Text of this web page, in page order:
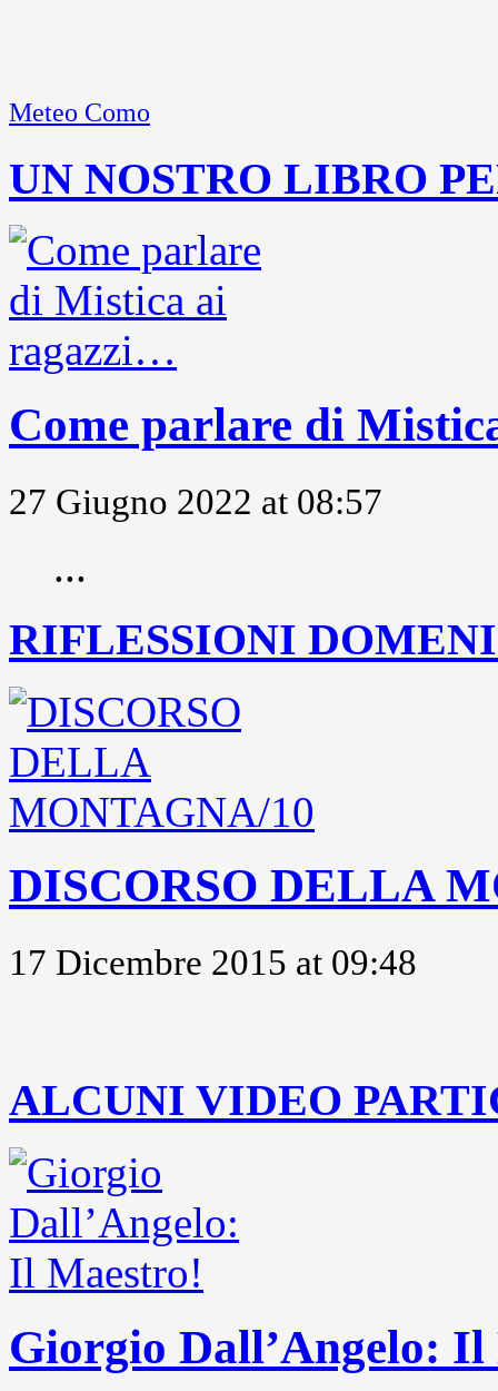
Meteo Como
UN NOSTRO LIBRO
Come parlare di
27 Giugno 2022 at 08:57
...
RIFLESSIONI
DISCORSO DELLA
17 Dicembre 2015 at 09:48
ALCUNI VIDEO
Giorgio Dall’Angelo: